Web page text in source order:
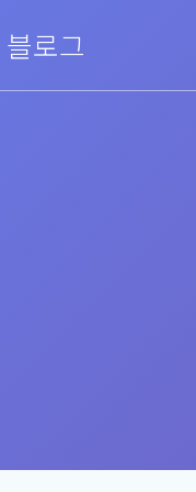
블로그